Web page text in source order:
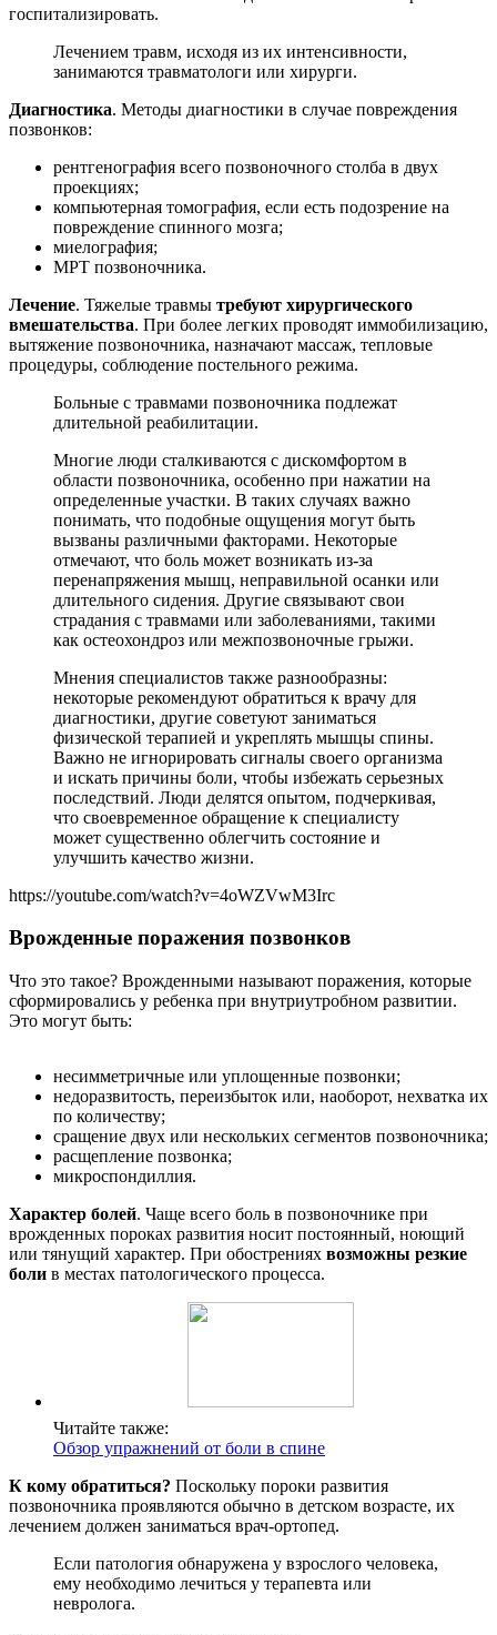
госпитализировать.
Лечением травм, исходя из их интенсивности,
занимаются травматологи или хирурги.
Диагностика. Методы диагностики в случае повреждения
позвонков:
рентгенография всего позвоночного столба в двух
проекциях;
компьютерная томография, если есть подозрение на
повреждение спинного мозга;
миелография;
МРТ позвоночника.
Лечение. Тяжелые травмы требуют хирургического
вмешательства. При более легких проводят иммобилизацию,
вытяжение позвоночника, назначают массаж, тепловые
процедуры, соблюдение постельного режима.
Больные с травмами позвоночника подлежат
длительной реабилитации.
Многие люди сталкиваются с дискомфортом в
области позвоночника, особенно при нажатии на
определенные участки. В таких случаях важно
понимать, что подобные ощущения могут быть
вызваны различными факторами. Некоторые
отмечают, что боль может возникать из-за
перенапряжения мышц, неправильной осанки или
длительного сидения. Другие связывают свои
страдания с травмами или заболеваниями, такими
как остеохондроз или межпозвоночные грыжи.
Мнения специалистов также разнообразны:
некоторые рекомендуют обратиться к врачу для
диагностики, другие советуют заниматься
физической терапией и укреплять мышцы спины.
Важно не игнорировать сигналы своего организма
и искать причины боли, чтобы избежать серьезных
последствий. Люди делятся опытом, подчеркивая,
что своевременное обращение к специалисту
может существенно облегчить состояние и
улучшить качество жизни.
https://youtube.com/watch?v=4oWZVwM3Irc
Врожденные поражения позвонков
Что это такое? Врожденными называют поражения, которые
сформировались у ребенка при внутриутробном развитии.
Это могут быть:
несимметричные или уплощенные позвонки;
недоразвитость, переизбыток или, наоборот, нехватка их
по количеству;
сращение двух или нескольких сегментов позвоночника;
расщепление позвонка;
микроспондиллия.
Характер болей. Чаще всего боль в позвоночнике при
врожденных пороках развития носит постоянный, ноющий
или тянущий характер. При обострениях возможны резкие
боли в местах патологического процесса.
Читайте также:
Обзор упражнений от боли в спине
К кому обратиться? Поскольку пороки развития
позвоночника проявляются обычно в детском возрасте, их
лечением должен заниматься врач-ортопед.
Если патология обнаружена у взрослого человека,
ему необходимо лечиться у терапевта или
невролога.